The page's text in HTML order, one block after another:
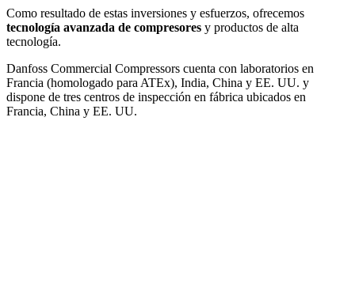
Como resultado de estas inversiones y esfuerzos, ofrecemos
tecnología avanzada de compresores y productos de alta
tecnología.
Danfoss Commercial Compressors cuenta con laboratorios en
Francia (homologado para ATEx), India, China y EE. UU. y
dispone de tres centros de inspección en fábrica ubicados en
Francia, China y EE. UU.